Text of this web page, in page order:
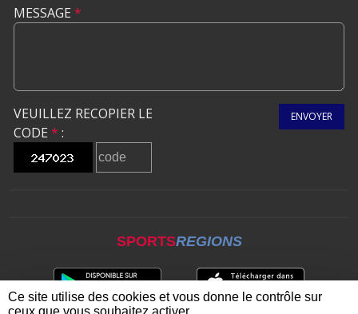
MESSAGE *
VEUILLEZ RECOPIER LE
CODE * :
ENVOYER
SPORTSREGIONS
Ce site utilise des cookies et vous donne le contrôle sur
ceux que vous souhaitez activer